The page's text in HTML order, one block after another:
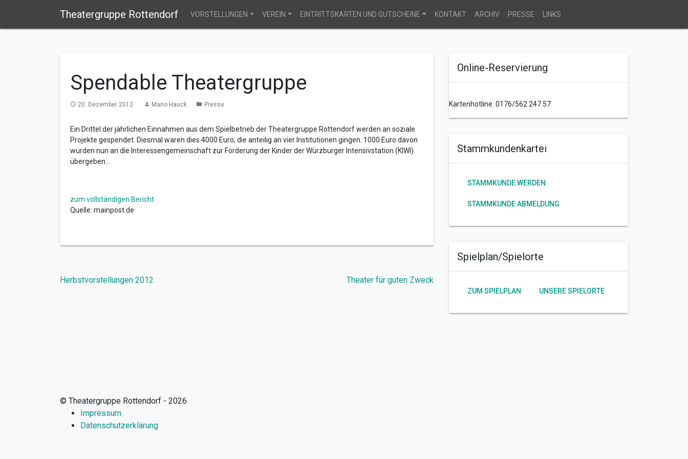
Theatergruppe Rottendorf VORSTELLUNGEN VEREIN EINTRITTSKARTEN UND GUTSCHEINE KONTAKT ARCHIV PRESSE LINKS
Spendable Theatergruppe
access_time 20. Dezember 2012 person Mario Hauck folder Presse
Ein Drittel der jährlichen Einnahmen aus dem Spielbetrieb der Theatergruppe Rottendorf werden an soziale
Projekte gespendet. Diesmal waren dies 4000 Euro, die anteilig an vier Institutionen gingen. 1000 Euro davon
wurden nun an die Interessengemeinschaft zur Förderung der Kinder der Würzburger Intensivstation (KIWI)
übergeben…
zum vollständigen Bericht
Quelle: mainpost.de
Beitragsnavigation
Herbstvorstellungen 2012 Theater für guten Zweck
Online-Reservierung
Kartenhotline: 0176/562 247 57
Stammkundenkartei
STAMMKUNDE WERDEN
STAMMKUNDE ABMELDUNG
Spielplan/Spielorte
ZUM SPIELPLAN UNSERE SPIELORTE
© Theatergruppe Rottendorf - 2026
Impressum
Datenschutzerklärung